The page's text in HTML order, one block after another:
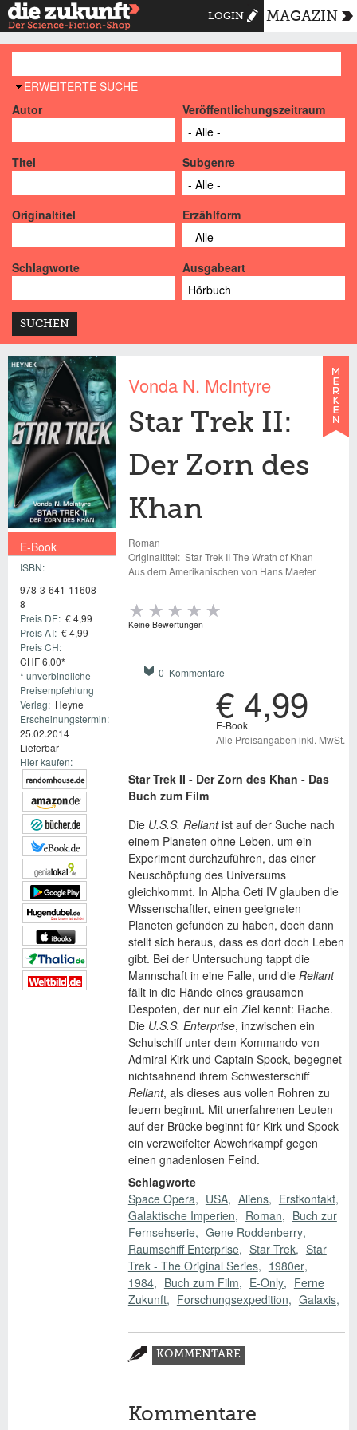
LOGIN MAGAZIN
AUSBLENDEN
ERWEITERTE SUCHE
Autor
Veröffentlichungszeitraum
Titel Subgenre
Originaltitel Erzählform
Schlagworte Ausgabeart
E-Book
ISBN:
978-3-641-11608-
8
Preis DE: € 4,99
Preis AT: € 4,99
Preis CH:
CHF 6,00*
* unverbindliche
Preisempfehlung
Verlag: Heyne
Erscheinungstermin:
25.02.2014
Lieferbar
Hier kaufen:
Vonda N. McIntyre
Star Trek II:
Der Zorn des
Khan
Roman
Originaltitel: Star Trek II The Wrath of Khan
Aus dem Amerikanischen von Hans Maeter
Keine Bewertungen
0 Kommentare
€ 4,99
E-Book
Alle Preisangaben inkl. MwSt.
Star Trek II - Der Zorn des Khan - Das
Buch zum Film
Die U.S.S. Reliantist auf der Suche nach
einem Planeten ohne Leben, um ein
Experiment durchzuführen, das einer
Neuschöpfung des Universums
gleichkommt. In Alpha Ceti IV glauben die
Wissenschaftler, einen geeigneten
Planeten gefunden zu haben, doch dann
stellt sich heraus, dass es dort doch Leben
gibt. Bei der Untersuchung tappt die
Mannschaft in eine Falle, und die Reliant
fällt in die Hände eines grausamen
Despoten, der nur ein Ziel kennt: Rache.
Die U.S.S. Enterprise, inzwischen ein
Schulschiff unter dem Kommando von
Admiral Kirk und Captain Spock, begegnet
nichtsahnend ihrem Schwesterschiff
Reliant, als dieses aus vollen Rohren zu
feuern beginnt. Mit unerfahrenen Leuten
auf der Brücke beginnt für Kirk und Spock
ein verzweifelter Abwehrkampf gegen
einen gnadenlosen Feind.
Schlagworte
Space Opera
USA Aliens
Erstkontakt
Galaktische Imperien
Roman
Buch zur
Fernsehserie
Gene Roddenberry
Raumschiff Enterprise
Star Trek
Star
Trek - The Original Series
1980er
1984
Buch zum Film E-Only
Ferne
Zukunft
Forschungsexpedition Galaxis
Zusatzmaterial
KOMMENTARE
Kommentare